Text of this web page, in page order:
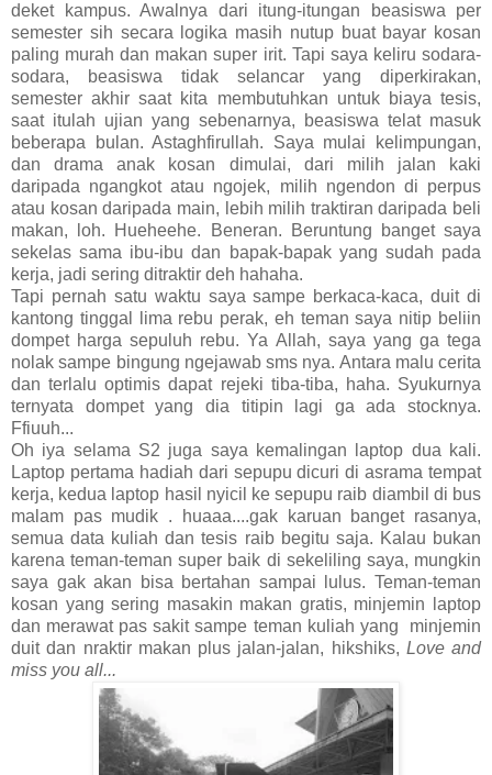
deket kampus. Awalnya dari itung-itungan beasiswa per
semester sih secara logika masih nutup buat bayar kosan
paling murah dan makan super irit. Tapi saya keliru sodara-
sodara, beasiswa tidak selancar yang diperkirakan,
semester akhir saat kita membutuhkan untuk biaya tesis,
saat itulah ujian yang sebenarnya, beasiswa telat masuk
beberapa bulan. Astaghfirullah. Saya mulai kelimpungan,
dan drama anak kosan dimulai, dari milih jalan kaki
daripada ngangkot atau ngojek, milih ngendon di perpus
atau kosan daripada main, lebih milih traktiran daripada beli
makan, loh. Hueheehe. Beneran. Beruntung banget saya
sekelas sama ibu-ibu dan bapak-bapak yang sudah pada
kerja, jadi sering ditraktir deh hahaha.
Tapi pernah satu waktu saya sampe berkaca-kaca, duit di
kantong tinggal lima rebu perak, eh teman saya nitip beliin
dompet harga sepuluh rebu. Ya Allah, saya yang ga tega
nolak sampe bingung ngejawab sms nya. Antara malu cerita
dan terlalu optimis dapat rejeki tiba-tiba, haha. Syukurnya
ternyata dompet yang dia titipin lagi ga ada stocknya.
Ffiuuh...
Oh iya selama S2 juga saya kemalingan laptop dua kali.
Laptop pertama hadiah dari sepupu dicuri di asrama tempat
kerja, kedua laptop hasil nyicil ke sepupu raib diambil di bus
malam pas mudik . huaaa....gak karuan banget rasanya,
semua data kuliah dan tesis raib begitu saja. Kalau bukan
karena teman-teman super baik di sekeliling saya, mungkin
saya gak akan bisa bertahan sampai lulus. Teman-teman
kosan yang sering masakin makan gratis, minjemin laptop
dan merawat pas sakit sampe teman kuliah yang
minjemin
duit dan nraktir makan plus jalan-jalan, hikshiks, Love and
miss you all...